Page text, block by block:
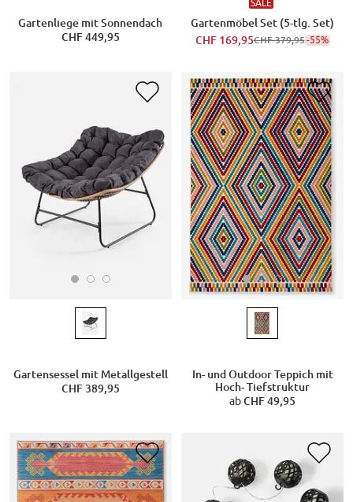
Gartenliege mit Sonnendach
CHF 449,95
SALE
Gartenmöbel Set (5-tlg. Set)
CHF 169,95CHF 379,95-55%
Gartensessel mit Metallgestell
CHF 389,95
In- und Outdoor Teppich mit
Hoch- Tiefstruktur
abCHF 49,95